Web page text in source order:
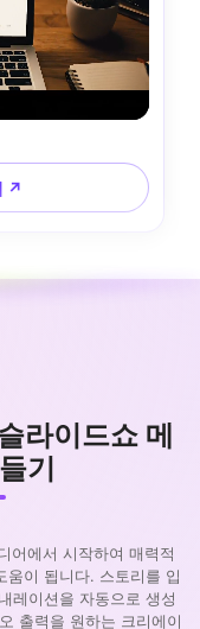
↗
라이드쇼 메
기
어에서 시작하여 매력적
움이 됩니다. 스토리를 입
레이션을 자동으로 생성
출력을 원하는 크리에이